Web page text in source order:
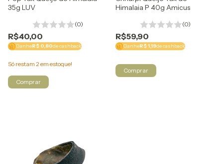
35g LUV
(0)
R$40,00
GanheR$ 0,80de cashback
Só restam 2em estoque!
Himalaia P 40g Amicus
(0)
R$59,90
GanheR$ 1,19de cashback